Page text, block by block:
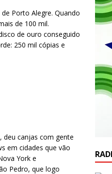
Porto Alegre. Quando
de 100 mil.
de ouro conseguido
250 mil cópias e
deu canjas com gente
em cidades que vão
York e
Pedro, que logo